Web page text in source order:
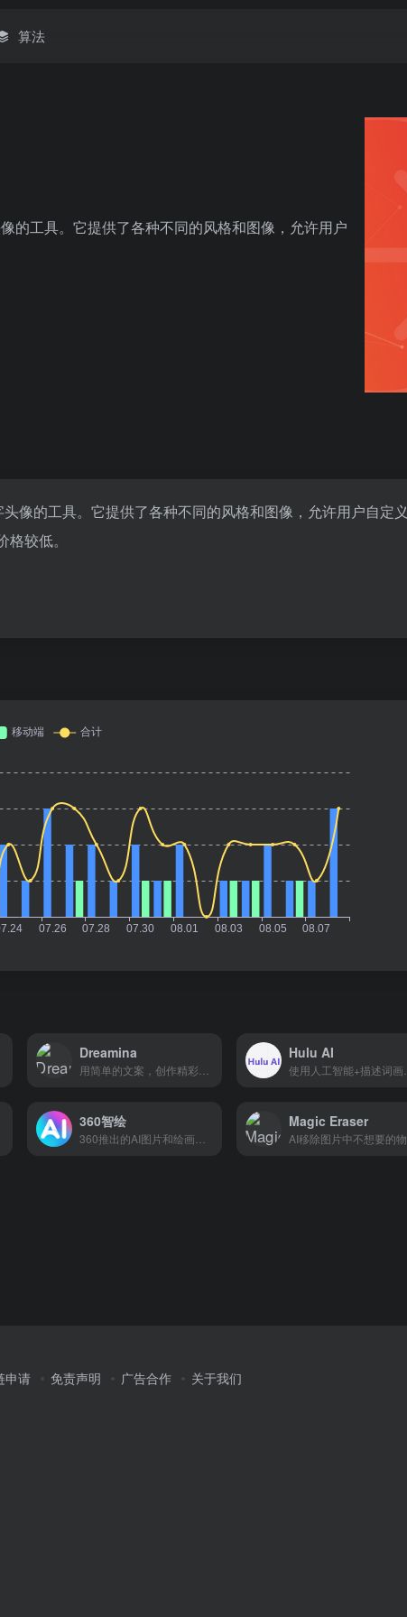
算法
的工具。它提供了各种不同的风格和图像，允许用户
像的工具。它提供了各种不同的风格和图像，允许用户自定义
较低。
Dreamina Hulu AI
360智绘 Magic Eraser
申请 免责声明 广告合作 关于我们